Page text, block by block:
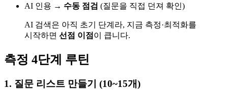
AI 인용 → 수동 점검 (질문을 직접 던져 확인)
AI 검색은 아직 초기 단계라, 지금 측정·최적화를
시작하면 선점 이점 이 큽니다.
측정 4단계 루틴
1. 질문 리스트 만들기 (10~15개)